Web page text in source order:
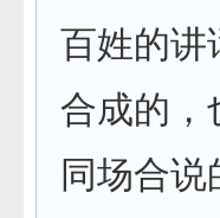
百姓的讲
合成的，
同场合